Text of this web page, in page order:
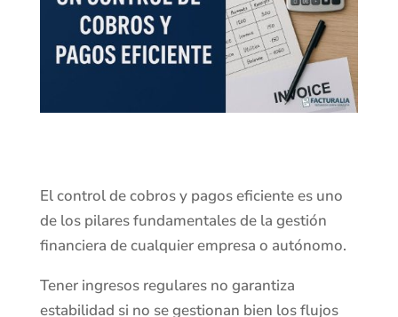
El control de cobros y pagos eficiente es uno
de los pilares fundamentales de la gestión
financiera de cualquier empresa o autónomo.
Tener ingresos regulares no garantiza
estabilidad si no se gestionan bien los flujos